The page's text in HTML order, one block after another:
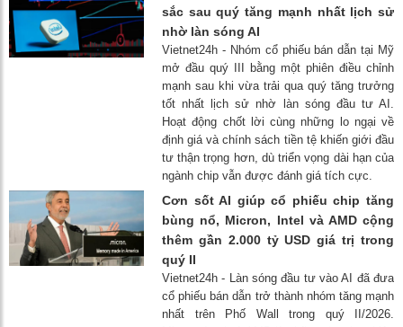
sắc sau quý tăng mạnh nhất lịch sử
nhờ làn sóng AI
Vietnet24h - Nhóm cổ phiếu bán dẫn tại Mỹ
mở đầu quý III bằng một phiên điều chỉnh
mạnh sau khi vừa trải qua quý tăng trưởng
tốt nhất lịch sử nhờ làn sóng đầu tư AI.
Hoạt động chốt lời cùng những lo ngại về
định giá và chính sách tiền tệ khiến giới đầu
tư thận trọng hơn, dù triển vọng dài hạn của
ngành chip vẫn được đánh giá tích cực.
Cơn sốt AI giúp cổ phiếu chip tăng
bùng nổ, Micron, Intel và AMD cộng
thêm gần 2.000 tỷ USD giá trị trong
quý II
Vietnet24h - Làn sóng đầu tư vào AI đã đưa
cổ phiếu bán dẫn trở thành nhóm tăng mạnh
nhất trên Phố Wall trong quý II/2026.